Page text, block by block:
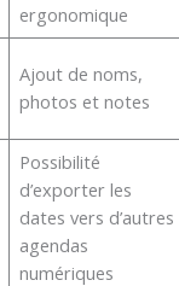
ergonomique
Ajout de noms,
photos et notes
Possibilité
d’exporter les
dates vers d’autres
agendas
numériques